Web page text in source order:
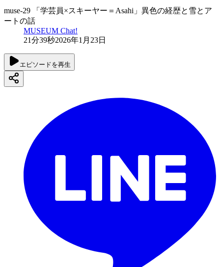
muse-29 「学芸員×スキーヤー＝Asahi」異色の経歴と雪とア
ートの話
MUSEUM Chat!
21分39秒2026年1月23日
エピソードを再生